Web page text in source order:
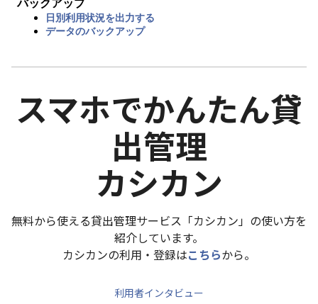
日別利用状況を出力する
データのバックアップ
スマホでかんたん貸
出管理
カシカン
無料から使える貸出管理サービス「カシカン」の使い方を
紹介しています。
カシカンの利用・登録はこちらから。
利用者インタビュー